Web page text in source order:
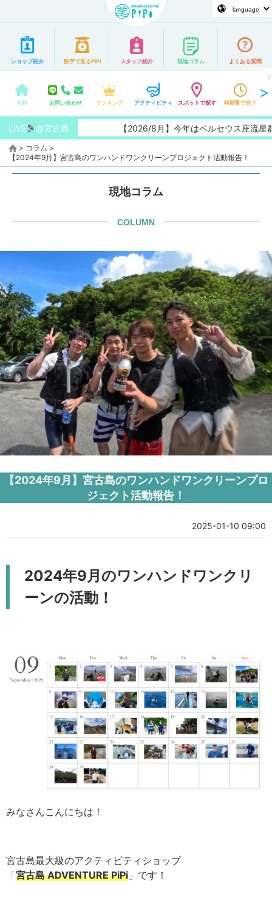
ショップ紹介 数字で見るPiPi スタッフ紹介 現地コラム よくある質問
TOP お問い合わせ ランキング アクティビティ スポットで探す 時間帯で探す
LIVE @宮古島 【2026/8月】今年はペルセウス座流星群の
> コラム >
【2024年9月】宮古島のワンハンドワンクリーンプロジェクト活動報告！
現地コラム
COLUMN
【2024年9月】宮古島のワンハンドワンクリーンプロ
ジェクト活動報告！
2025-01-10 09:00
2024年9月のワンハンドワンクリ
ーンの活動！
みなさんこんにちは！
宮古島最大級のアクティビティショップ
「宮古島 ADVENTURE PiPi 」です！